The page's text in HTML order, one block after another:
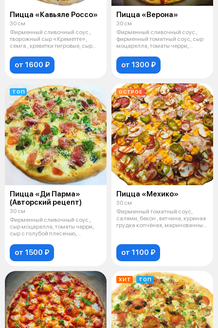
Пицца «Кавьяле Россо»
30 см
Фирменный сливочный соус ,
творожный сыр «Креметте»,
семга , креветки тигровые, сыр
от 1600 ₽
Пицца «Верона»
30 см
Фирменный сливочный соус ,
фирменный томатный соус, сыр
моцарелла, томаты черри,
от 1300 ₽
ТОП
Пицца «Ди Парма»
(Авторский рецепт)
30 см
Фирменный сливочный соус ,
сыр моцарелла, томаты черри,
сыр с голубой плесенью,
от 1500 ₽
ОСТРОЕ
Пицца «Мехико»
30 см
Фирменный томатный соус,
салями, бекон , ветчина, куриная
грудка копчёная, маринованный
от 1100 ₽
ХИТ ТОП